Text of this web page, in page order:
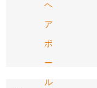
ヘ
ア
ボ
ー
ル